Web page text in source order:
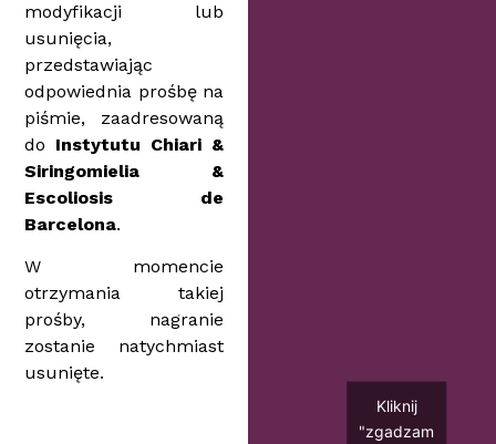
modyfikacji lub
usunięcia,
przedstawiając
odpowiednia prośbę na
piśmie, zaadresowaną
do Instytutu Chiari &
Siringomielia &
Escoliosis de
Barcelona.
W momencie
otrzymania takiej
prośby, nagranie
zostanie natychmiast
usunięte.
Kliknij
"zgadzam